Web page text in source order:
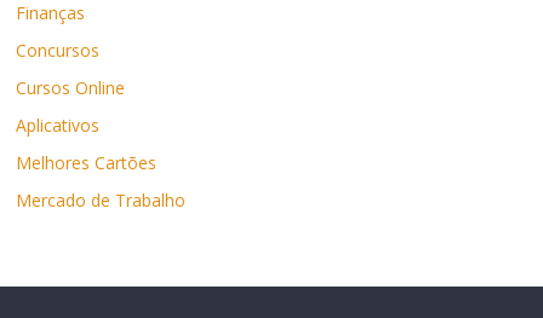
Finanças
Concursos
Cursos Online
Aplicativos
Melhores Cartões
Mercado de Trabalho